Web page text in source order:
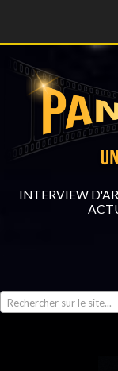
INTERVIEW
Rechercher sur le site...